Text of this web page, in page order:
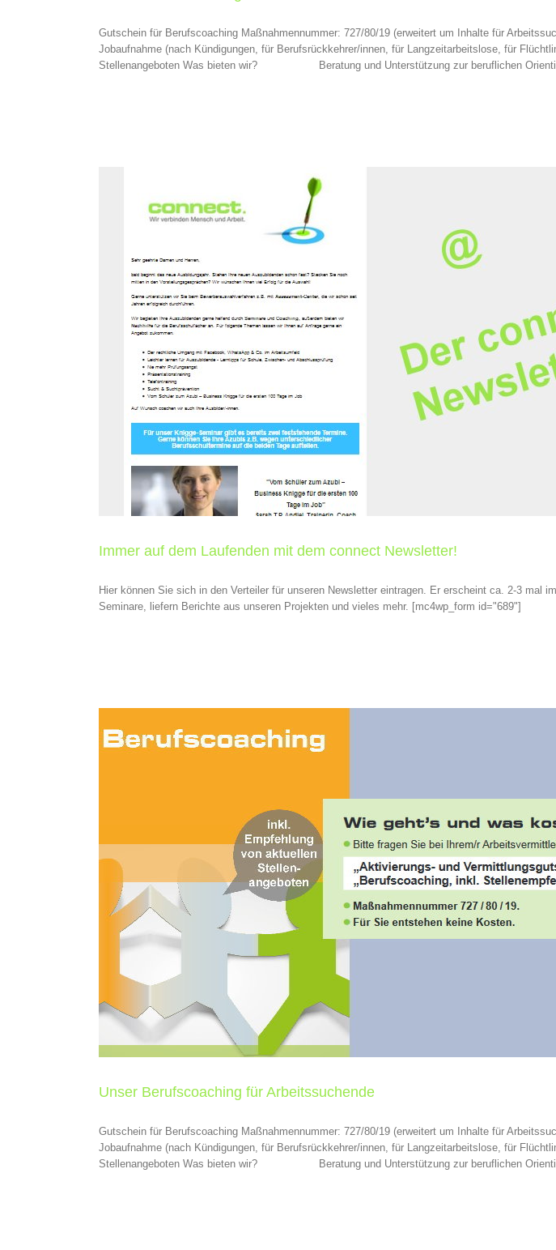
Gutschein für Berufscoaching Maßnahmennummer: 727/80/19 (erweitert um Inhalte für
Jobaufnahme (nach Kündigungen, für Berufsrückkehrer/innen, für Langzeitarbeitslose, für
Stellenangeboten Was bieten wir? Beratung und Unterstützung zur beruflichen
Immer auf dem Laufenden mit dem connect Newsletter!
Hier können Sie sich in den Verteiler für unseren Newsletter eintragen. Er erscheint ca. 2-3 mal
Seminare, liefern Berichte aus unseren Projekten und vieles mehr. [mc4wp_form id="689"]
Unser Berufscoaching für Arbeitssuchende
Gutschein für Berufscoaching Maßnahmennummer: 727/80/19 (erweitert um Inhalte für
Jobaufnahme (nach Kündigungen, für Berufsrückkehrer/innen, für Langzeitarbeitslose, für
Stellenangeboten Was bieten wir? Beratung und Unterstützung zur beruflichen